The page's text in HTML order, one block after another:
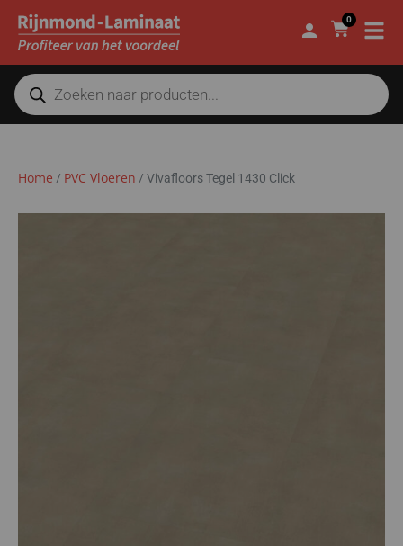
0
Home / PVC Vloeren / Vivafloors Tegel 1430 Click